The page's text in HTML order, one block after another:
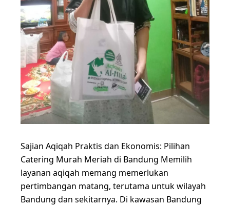
Sajian Aqiqah Praktis dan Ekonomis: Pilihan
Catering Murah Meriah di Bandung Memilih
layanan aqiqah memang memerlukan
pertimbangan matang, terutama untuk wilayah
Bandung dan sekitarnya. Di kawasan Bandung